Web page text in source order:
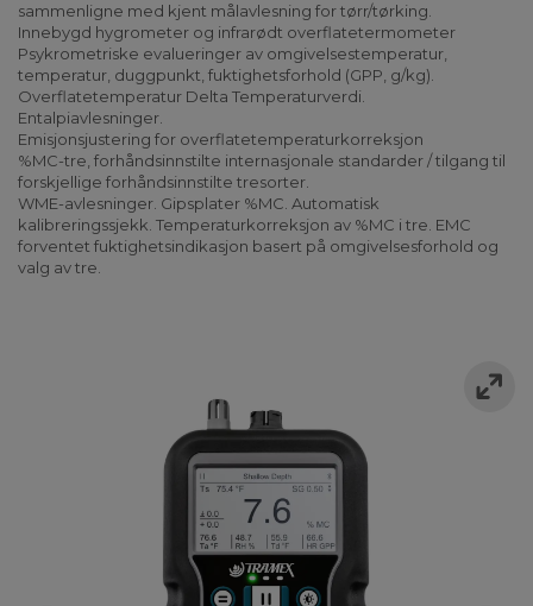
sammenligne med kjent målavlesning for tørr/tørking.
Innebygd hygrometer og infrarødt overflatetermometer
Psykrometriske evalueringer av omgivelsestemperatur,
temperatur, duggpunkt, fuktighetsforhold (GPP, g/kg).
Overflatetemperatur Delta Temperaturverdi.
Entalpiavlesninger.
Emisjonsjustering for overflatetemperaturkorreksjon
%MC-tre, forhåndsinnstilte internasjonale standarder / tilgang til
forskjellige forhåndsinnstilte tresorter.
WME-avlesninger. Gipsplater %MC. Automatisk
kalibreringssjekk. Temperaturkorreksjon av %MC i tre. EMC
forventet fuktighetsindikasjon basert på omgivelsesforhold og
valg av tre.